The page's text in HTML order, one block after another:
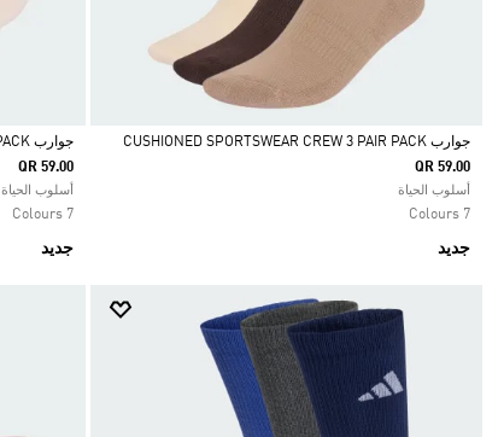
Selected
جوارب CUSHIONED SPORTSWEAR CREW 3 PAIR PACK‏
QR 59.00
أسلوب الحياة
7 Colours
جديد
Selected
جوارب CUSHIONED SPORTSWEAR CREW 3 PAIR PACK‏
QR 59.00
أسلوب الحياة
7 Colours
جديد